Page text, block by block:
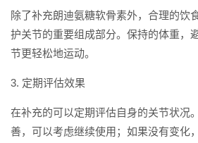
除了补充朗迪氨糖软骨素外，合理的饮
护关节的重要组成部分。保持的体重，
节更轻松地运动。
3. 定期评估效果
在补充的可以定期评估自身的关节状况
善，可以考虑继续使用；如果没有变化